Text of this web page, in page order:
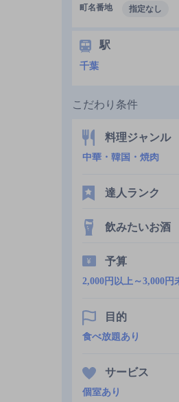
町名番地
指定なし
駅
千葉
こだわり条件
料理ジャンル
中華・韓国・焼肉
達人ランク
飲みたいお酒
予算
2,000円以上～3,000円
目的
食べ放題あり
サービス
個室あり